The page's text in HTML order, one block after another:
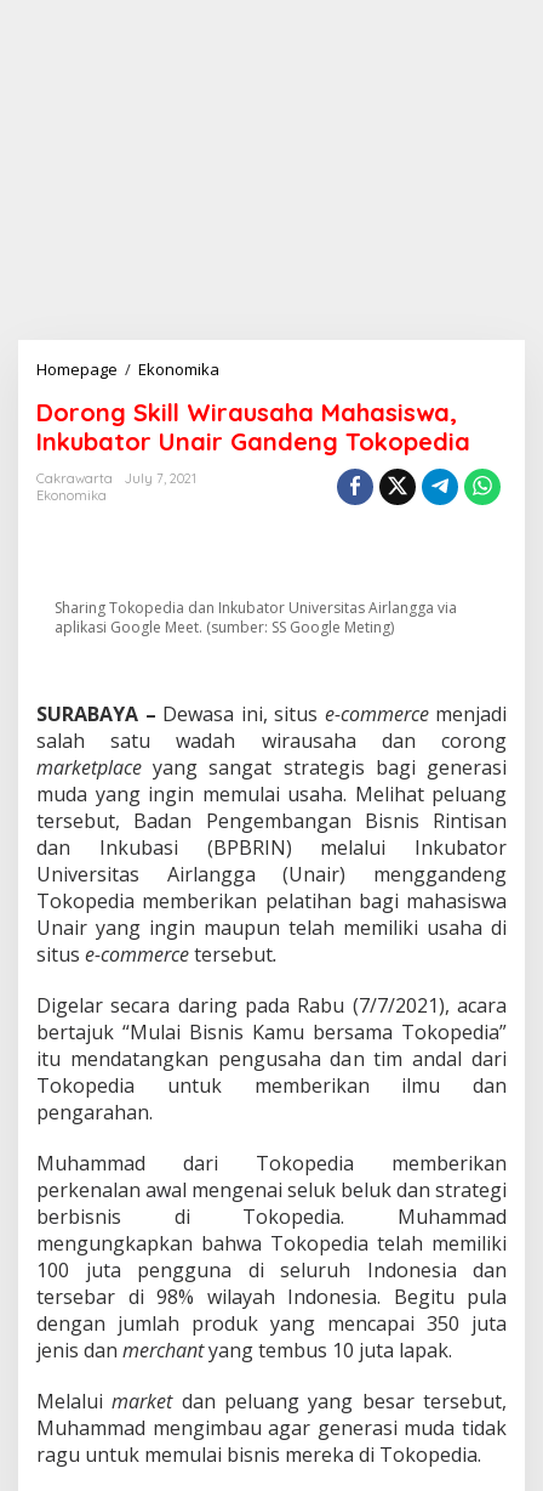
Homepage / Ekonomika
r
o
W
i
s
a
h
M
a
h
a
s
i
s
w
,
I
n
k
u
r
n
a
r
G
a
d
e
n
g
Dorong Skill Wirausaha Mahasiswa,
Inkubator Unair Gandeng Tokopedia
Cakrawarta
July 7, 2021
Ekonomika
Sharing Tokopedia dan Inkubator Universitas Airlangga via
aplikasi Google Meet. (sumber: SS Google Meting)
SURABAYA – Dewasa ini, situs e-commerce menjadi
salah satu wadah wirausaha dan corong
marketplace yang sangat strategis bagi generasi
muda yang ingin memulai usaha. Melihat peluang
tersebut, Badan Pengembangan Bisnis Rintisan
dan Inkubasi (BPBRIN) melalui Inkubator
Universitas Airlangga (Unair) menggandeng
Tokopedia memberikan pelatihan bagi mahasiswa
Unair yang ingin maupun telah memiliki usaha di
situs e-commercetersebut.
Digelar secara daring pada Rabu (7/7/2021), acara
bertajuk “Mulai Bisnis Kamu bersama Tokopedia”
itu mendatangkan pengusaha dan tim andal dari
Tokopedia untuk memberikan ilmu dan
pengarahan.
Muhammad dari Tokopedia memberikan
perkenalan awal mengenai seluk beluk dan strategi
berbisnis di Tokopedia. Muhammad
mengungkapkan bahwa Tokopedia telah memiliki
100 juta pengguna di seluruh Indonesia dan
tersebar di 98% wilayah Indonesia. Begitu pula
dengan jumlah produk yang mencapai 350 juta
jenis dan merchantyang tembus 10 juta lapak.
Melaluimarket dan peluang yang besar tersebut,
Muhammad mengimbau agar generasi muda tidak
ragu untuk memulai bisnis mereka di Tokopedia.